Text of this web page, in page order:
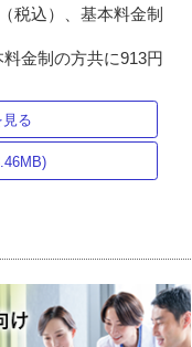
税込）、基本料金制
金制の方共に913円
る